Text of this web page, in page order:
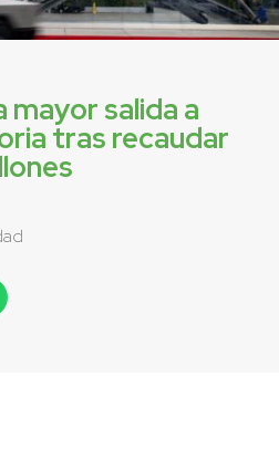
mayor salida a
tras recaudar